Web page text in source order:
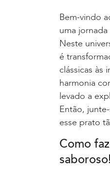
Bem-vindo
uma
Neste
é
clássicas às
harmonia
levado a
Então,
esse prato
Como
saboroso!